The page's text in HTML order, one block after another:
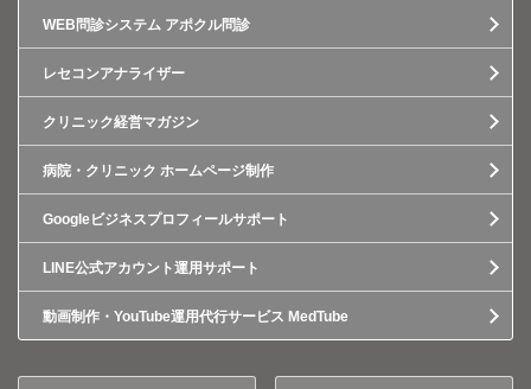
WEB問診システム アポクル問診
レセコンアナライザー
クリニック経営マガジン
病院・クリニック ホームページ制作
Googleビジネスプロフィールサポート
LINE公式アカウント運用サポート
動画制作・YouTube運用代行サービス MedTube